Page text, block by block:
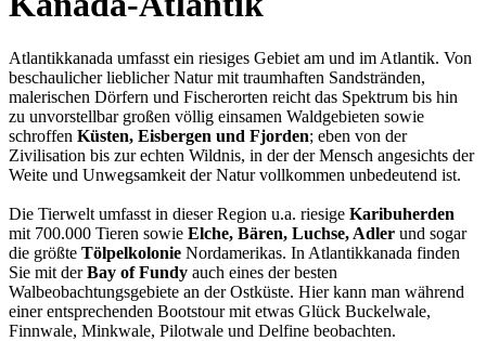
Atlantikkanada umfasst ein riesiges Gebiet am und im Atlantik. Von
beschaulicher lieblicher Natur mit traumhaften Sandstränden,
malerischen Dörfern und Fischerorten reicht das Spektrum bis hin
zu unvorstellbar großen völlig einsamen Waldgebieten sowie
schroffen Küsten, Eisbergen und Fjorden; eben von der
Zivilisation bis zur echten Wildnis, in der der Mensch angesichts der
Weite und Unwegsamkeit der Natur vollkommen unbedeutend ist.
Die Tierwelt umfasst in dieser Region u.a. riesige Karibuherden
mit 700.000 Tieren sowie Elche, Bären, Luchse, Adler und sogar
die größte Tölpelkolonie Nordamerikas. In Atlantikkanada finden
Sie mit derBay of Fundy auch eines der besten
Walbeobachtungsgebiete an der Ostküste. Hier kann man während
einer entsprechenden Bootstour mit etwas Glück Buckelwale,
Finnwale, Minkwale, Pilotwale und Delfine beobachten.